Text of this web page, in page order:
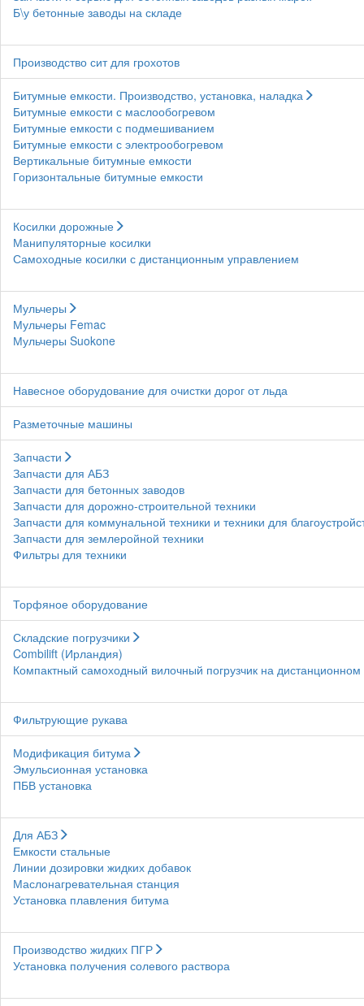
Б\у бетонные заводы на складе
Производство сит для грохотов
Битумные емкости. Производство, установка, наладка
Битумные емкости с маслообогревом
Битумные емкости с подмешиванием
Битумные емкости с электрообогревом
Вертикальные битумные емкости
Горизонтальные битумные емкости
Косилки дорожные
Манипуляторные косилки
Самоходные косилки с дистанционным управлением
Мульчеры
Мульчеры Femac
Мульчеры Suokone
Навесное оборудование для очистки дорог от льда
Разметочные машины
Запчасти
Запчасти для АБЗ
Запчасти для бетонных заводов
Запчасти для дорожно-строительной техники
Запчасти для коммунальной техники и техники для
Запчасти для землеройной техники
Фильтры для техники
Торфяное оборудование
Складские погрузчики
Combilift (Ирландия)
Компактный самоходный вилочный погрузчик на
Фильтрующие рукава
Модификация битума
Эмульсионная установка
ПБВ установка
Для АБЗ
Емкости стальные
Линии дозировки жидких добавок
Маслонагревательная станция
Установка плавления битума
Производство жидких ПГР
Установка получения солевого раствора